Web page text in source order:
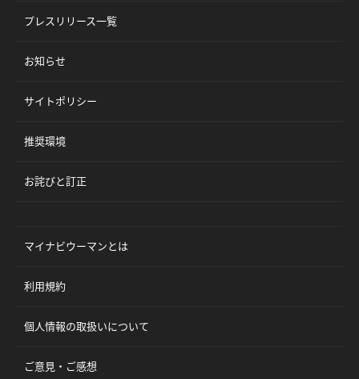
プレスリリース一覧
お知らせ
サイトポリシー
推奨環境
お詫びと訂正
マイナビウーマンとは
利用規約
個人情報の取扱いについて
ご意見・ご感想